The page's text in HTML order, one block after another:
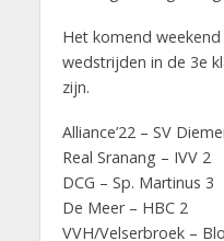
Het komend
wedstrijden in de 3e
zijn.
Alliance’22 – SV
Real Sranang – IVV 2
DCG – Sp. Martinus 3
De Meer – HBC 2
VVH/Velserbroek –